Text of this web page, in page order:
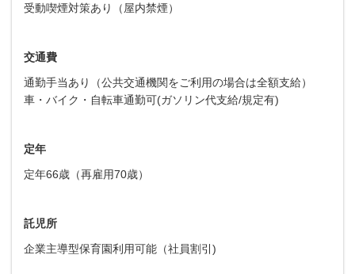
受動喫煙対策あり（屋内禁煙）
交通費
通勤手当あり（公共交通機関をご利用の場合は全額支給）
車・バイク・自転車通勤可(ガソリン代支給/規定有)
定年
定年66歳（再雇用70歳）
託児所
企業主導型保育園利用可能（社員割引)